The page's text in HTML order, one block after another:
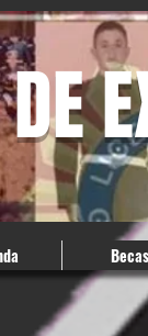
Becas